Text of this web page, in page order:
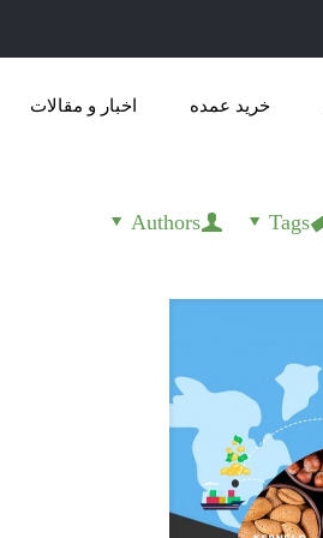
خرید عمده اخبار و مقالات
Tags
Authors